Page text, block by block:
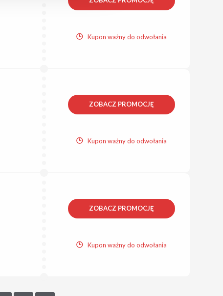
Kupon ważny do odwołania
ZOBACZ PROMOCJĘ
Kupon ważny do odwołania
ZOBACZ PROMOCJĘ
Kupon ważny do odwołania